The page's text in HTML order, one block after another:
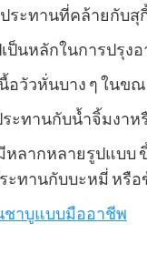
ระทานที่คล้ายกับ
ป็นหลักในการปรุง
อวัวหั่นบาง ๆ ในข
ะทานกับน้ำจิ้มงา
ลากหลายรูปแบบ
ะทานกับบะหมี่ หรือ
ชาบูแบบมืออาชีพ